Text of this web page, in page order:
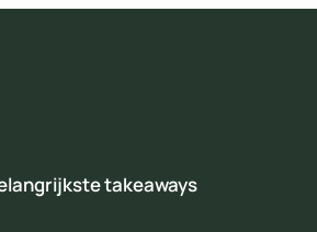
takeaways